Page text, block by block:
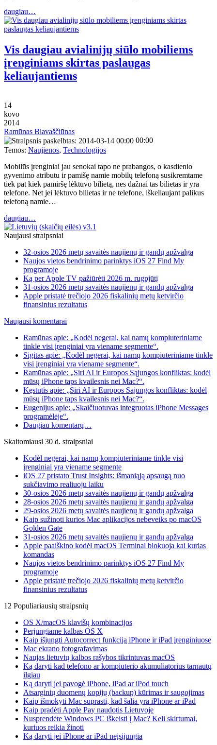
daugiau…
Vis daugiau avialinijų siūlo mobiliems
įrenginiams skirtas paslaugas
keliaujantiems
14
kovo
2014
Ramūnas Blavaščiūnas
00:00
Temos: Naujienos, Technologijos
Mobilūs įrenginiai jau senokai tapo ne prabangos, o kasdienio
gyvenimo atributu ir pamišę namie mobilų telefoną susikremtame
tiek pat kiek pamiršę lėktuvo bilietą, nes dažnai tas bilietas ir yra
telefone. Net jei lėktuvo bilietas ir ne telefone, iškeliaujant palikus
telefoną namie…
daugiau…
Naujausi straipsniai
32-osios 2026 metų savaitės naujienų ir gandų apžvalga
Naujos vietos bendrinimo parinktys iOS 27 Find My
programoje
Ką per Apple TV pažiūrėti 2026 m. rugpjūtį
31-osios 2026 metų savaitės naujienų ir gandų apžvalga
Apple pristatė trečiojo 2026 fiskalinių metų ketvirčio
finansinius rezultatus
Naujausi komentarai
Ramūnas apie: „Kodėl negerai, kai namų kompiuteriniame
tinkle visi įrenginiai yra viename segmente“.
Sigitas apie: „Kodėl negerai, kai namų kompiuteriniame tinkle
visi įrenginiai yra viename segmente“.
Ramūnas apie: „Siri AI ir Europos Sąjungos konfliktas: kodėl
mūsų iPhone taps kvailesnis nei Mac?“.
Kęstutis apie: „Siri AI ir Europos Sąjungos konfliktas: kodėl
mūsų iPhone taps kvailesnis nei Mac?“.
Eugenijus apie: „Skaičiuotuvas integruotas iPhone Messages
programėlėje“.
Daugiau komentarų…
Skaitomiausi 30 d. straipsniai
Kodėl negerai, kai namų kompiuteriniame tinkle visi
įrenginiai yra viename segmente
iOS 27 pristato Trust Insights: išmaniąją apsaugą nuo
sukčiavimo realiuoju laiku
30-osios 2026 metų savaitės naujienų ir gandų apžvalga
28-osios 2026 metų savaitės naujienų ir gandų apžvalga
29-osios 2026 metų savaitės naujienų ir gandų apžvalga
Kaip sužinoti kurios Mac aplikacijos nebeveiks po macOS
Golden Gate
31-osios 2026 metų savaitės naujienų ir gandų apžvalga
Apple paaiškino kodėl macOS Terminal blokuoja kai kurias
komandas
Naujos vietos bendrinimo parinktys iOS 27 Find My
programoje
Apple pristatė trečiojo 2026 fiskalinių metų ketvirčio
finansinius rezultatus
12 Populiariausių straipsnių
OS X/macOS klavišų kombinacijos
Perjungiame kalbas OS X
Kaip išjungti Autocorrect funkciją iPhone ir iPad įrenginiuose
Mac ekrano fotografavimas
Naujas lietuvių kalbos rašybos tikrintuvas macOS
Ką daryti kad telefono ar kompiuterio akumuliatorius tarnautų
ilgiau
Ką daryti jei pavogė iPhone, iPad ar iPod touch
Atsarginių duomenų kopijų (backup) kūrimas ir saugojimas
Kaip išmokyti Mac suprasti, kad šalia yra iPhone ar iPad
Kaip pradėti Apple Pay naudotis Lietuvoje
Nusprendėte Windows PC iškeisti į Mac? Keli skirtumai,
kuriuos reikia žinoti
Ką daryti jei iPhone ar iPad neįsijungia